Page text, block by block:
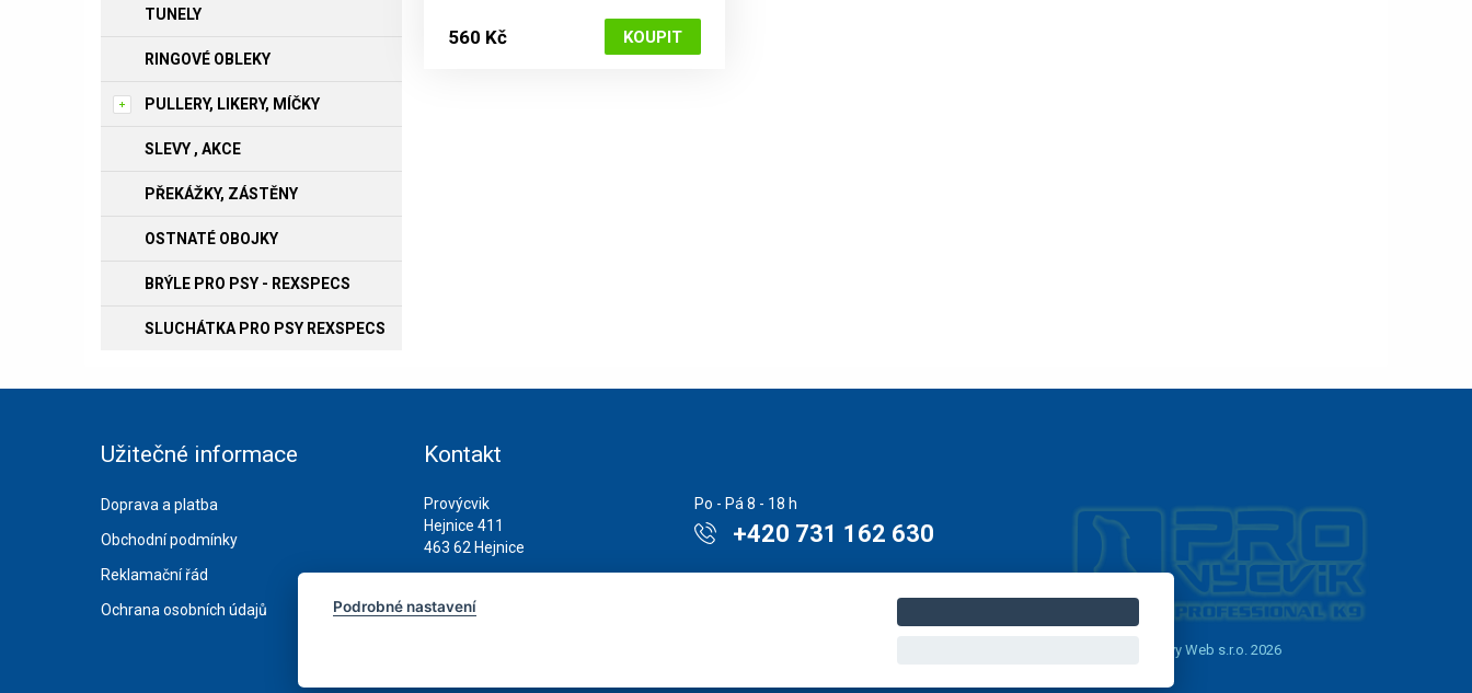
TUNELY
RINGOVÉ OBLEKY
PULLERY, LIKERY, MÍČKY
SLEVY , AKCE
PŘEKÁŽKY, ZÁSTĚNY
OSTNATÉ OBOJKY
BRÝLE PRO PSY - REXSPECS
SLUCHÁTKA PRO PSY REXSPECS
560 Kč
Užitečné informace
Doprava a platba
Obchodní podmínky
Reklamační řád
Ochrana osobních údajů
Kontakt
Provýcvik
Hejnice 411
463 62 Hejnice
DIČ: CZ7862172648
Po - Pá 8 - 18 h
+420 731 162 630
Copyright © Novy Web s.r.o. 2026
Podrobné nastavení